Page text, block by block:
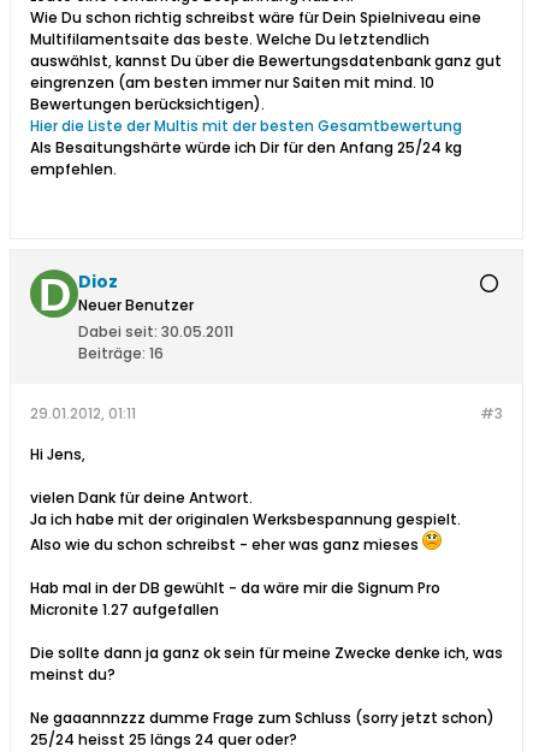
Wie Du schon richtig schreibst wäre für Dein Spielniveau eine
Multifilamentsaite das beste. Welche Du letztendlich
auswählst, kannst Du über die Bewertungsdatenbank ganz gut
eingrenzen (am besten immer nur Saiten mit mind. 10
Bewertungen berücksichtigen).
Hier die Liste der Multis mit der besten Gesamtbewertung
Als Besaitungshärte würde ich Dir für den Anfang 25/24 kg
empfehlen.
Dioz
Neuer Benutzer
Dabei seit: 30.05.2011
Beiträge: 16
#3
29.01.2012, 01:11
Hi Jens,
vielen Dank für deine Antwort.
Ja ich habe mit der originalen Werksbespannung gespielt.
Also wie du schon schreibst - eher was ganz mieses
Hab mal in der DB gewühlt - da wäre mir die Signum Pro
Micronite 1.27 aufgefallen
Die sollte dann ja ganz ok sein für meine Zwecke denke ich, was
meinst du?
Ne gaaannnzzz dumme Frage zum Schluss (sorry jetzt schon)
25/24 heisst 25 längs 24 quer oder?